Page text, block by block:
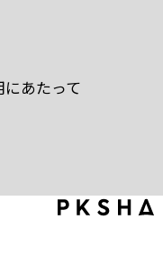
にあたって